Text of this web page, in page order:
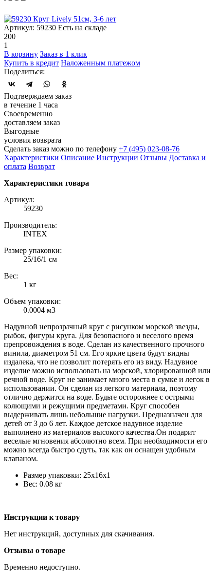
Артикул: 59230 Есть на складе
200
1
В корзину Заказ в 1 клик
Купить в кредит Наложенным платежом
Поделиться:
Подтверждаем заказ
в течение 1 часа
Своевременно
доставляем заказ
Выгодные
условия возврата
Сделать заказ можно по телефону +7 (495) 023-08-76
Характеристики Описание Инструкции Отзывы Доставка и
оплата Возврат
Характеристики товара
Артикул:
59230
Производитель:
INTEX
Размер упаковки:
25/16/1 см
Вес:
1 кг
Объем упаковки:
0.0004 м3
Надувной непрозрачный круг с рисунком морской звезды,
рыбок, фигуры круга. Для безопасного и веселого время
препровождения в воде. Сделан из качественного прочного
винила, диаметром 51 см. Его яркие цвета будут видны
издалека, что не позволит потерять его из виду. Надувное
изделие можно использовать на морской, хлорированной или
речной воде. Круг не занимает много места в сумке и легок в
использовании. Он сделан из легкого материала, поэтому
отлично держится на воде. Будьте осторожнее с острыми
колющими и режущими предметами. Круг способен
выдерживать лишь небольшие нагрузки. Предназначен для
детей от 3 до 6 лет. Каждое детское надувное изделие
выполнено из материалов высокого качества.Он подарит
веселые мгновения абсолютно всем. При необходимости его
можно всегда быстро сдуть, так как он оснащен удобным
клапаном.
Размер упаковки: 25x16x1
Вес: 0.08 кг
Инструкции к товару
Нет инструкций, доступных для скачивания.
Отзывы о товаре
Временно недоступно.